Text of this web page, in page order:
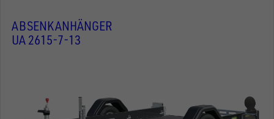
ABSENKANHÄNGER
UA 2615-7-13